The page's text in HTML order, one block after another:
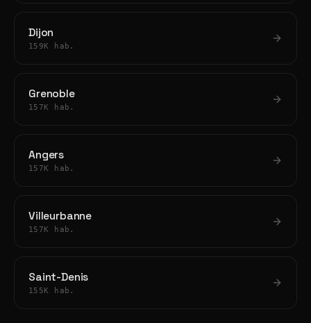
Dijon
159K hab.
Grenoble
157K hab.
Angers
157K hab.
Villeurbanne
157K hab.
Saint-Denis
155K hab.